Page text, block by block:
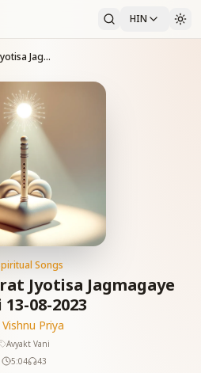
HIN
Apni Pavitra Murat Jyotisa Jagmagaye Murli 13-08-2023
Songs
Jyotisa Jagmagaye
08-2023
Priya
Avyakt Vani
5:04
43